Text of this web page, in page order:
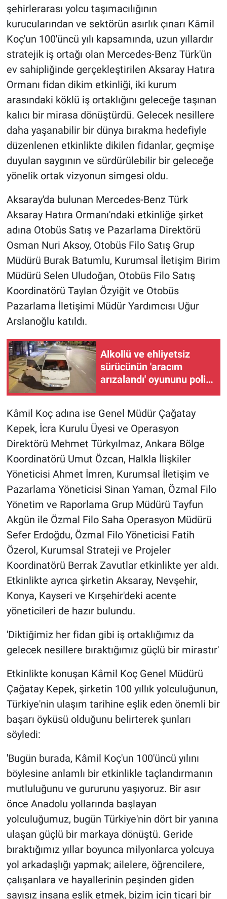
şehirlerarası yolcu taşımacılığının
kurucularından ve sektörün asırlık çınarı Kâmil
Koç'un 100'üncü yılı kapsamında, uzun yıllardır
stratejik iş ortağı olan Mercedes-Benz Türk'ün
ev sahipliğinde gerçekleştirilen Aksaray Hatıra
Ormanı fidan dikim etkinliği, iki kurum
arasındaki köklü iş ortaklığını geleceğe taşınan
kalıcı bir mirasa dönüştürdü. Gelecek nesillere
daha yaşanabilir bir dünya bırakma hedefiyle
düzenlenen etkinlikte dikilen fidanlar, geçmişe
duyulan saygının ve sürdürülebilir bir geleceğe
yönelik ortak vizyonun simgesi oldu.
Aksaray'da bulunan Mercedes-Benz Türk
Aksaray Hatıra Ormanı'ndaki etkinliğe şirket
adına Otobüs Satış ve Pazarlama Direktörü
Osman Nuri Aksoy, Otobüs Filo Satış Grup
Müdürü Burak Batumlu, Kurumsal İletişim Birim
Müdürü Selen Uludoğan, Otobüs Filo Satış
Koordinatörü Taylan Özyiğit ve Otobüs
Pazarlama İletişimi Müdür Yardımcısı Uğur
Arslanoğlu katıldı.
Alkollü ve ehliyetsiz
sürücünün 'aracım
arızalandı' oyununu polis
Kâmil Koç adına ise Genel Müdür Çağatay
Kepek, İcra Kurulu Üyesi ve Operasyon
Direktörü Mehmet Türkyılmaz, Ankara Bölge
Koordinatörü Umut Özcan, Halkla İlişkiler
Yöneticisi Ahmet İmren, Kurumsal İletişim ve
Pazarlama Yöneticisi Sinan Yaman, Özmal Filo
Yönetim ve Raporlama Grup Müdürü Tayfun
Akgün ile Özmal Filo Saha Operasyon Müdürü
Sefer Erdoğdu, Özmal Filo Yöneticisi Fatih
Özerol, Kurumsal Strateji ve Projeler
Koordinatörü Berrak Zavutlar etkinlikte yer aldı.
Etkinlikte ayrıca şirketin Aksaray, Nevşehir,
Konya, Kayseri ve Kırşehir'deki acente
yöneticileri de hazır bulundu.
'Diktiğimiz her fidan gibi iş ortaklığımız da
gelecek nesillere bıraktığımız güçlü bir mirastır'
Etkinlikte konuşan Kâmil Koç Genel Müdürü
Çağatay Kepek, şirketin 100 yıllık yolculuğunun,
Türkiye'nin ulaşım tarihine eşlik eden önemli bir
başarı öyküsü olduğunu belirterek şunları
söyledi:
'Bugün burada, Kâmil Koç'un 100'üncü yılını
böylesine anlamlı bir etkinlikle taçlandırmanın
mutluluğunu ve gururunu yaşıyoruz. Bir asır
önce Anadolu yollarında başlayan
yolculuğumuz, bugün Türkiye'nin dört bir yanına
ulaşan güçlü bir markaya dönüştü. Geride
bıraktığımız yıllar boyunca milyonlarca yolcuya
yol arkadaşlığı yapmak; ailelere, öğrencilere,
çalışanlara ve hayallerinin peşinden giden
sayısız insana eşlik etmek, bizim için ticari bir